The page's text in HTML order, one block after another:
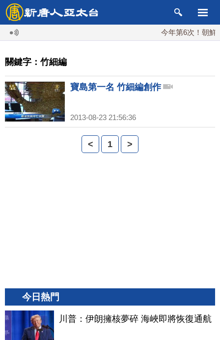
今年第6次！朝鮮
關鍵字：竹細編
寶島第一名 竹細編創作
2013-08-23 21:56:36
< 1 >
今日熱門
川普：伊朗擁核夢碎 海峽即將恢復通航